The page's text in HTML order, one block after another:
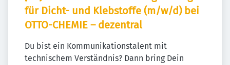
für Dicht- und Klebstoffe (m/w/d) bei
OTTO-CHEMIE – dezentral
Du bist ein Kommunikationstalent mit
technischem Verständnis? Dann bring Dein